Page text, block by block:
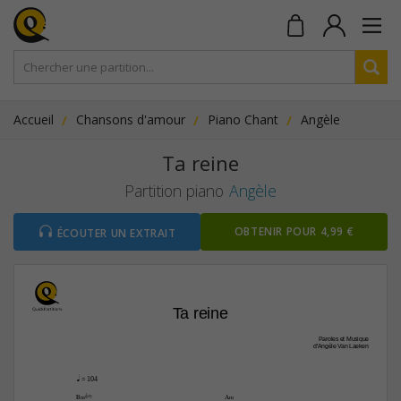
Accueil Chansons d'amour Piano Chant Angèle
Ta reine
Partition piano Angèle
ÉCOUTER UN EXTRAIT OBTENIR POUR 4,99 €
Ta reine
Paroles et Musique
d'Angèle Van Laeken
B‹(b5) A‹
q = 104